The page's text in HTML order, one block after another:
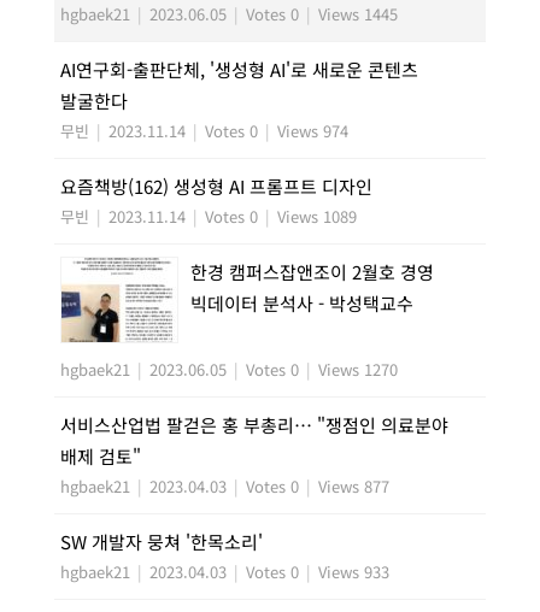
hgbaek21 | 2023.06.05 | Votes 0 | Views 1445
AI연구회-출판단체, '생성형 AI'로 새로운 콘텐츠
발굴한다
무빈 | 2023.11.14 | Votes 0 | Views 974
요즘책방(162) 생성형 AI 프롬프트 디자인
무빈 | 2023.11.14 | Votes 0 | Views 1089
한경 캠퍼스잡앤조이 2월호 경영
빅데이터 분석사 - 박성택교수
hgbaek21 | 2023.06.05 | Votes 0 | Views 1270
서비스산업법 팔걷은 홍 부총리… "쟁점인 의료분야
배제 검토"
hgbaek21 | 2023.04.03 | Votes 0 | Views 877
SW 개발자 뭉쳐 '한목소리'
hgbaek21 | 2023.04.03 | Votes 0 | Views 933